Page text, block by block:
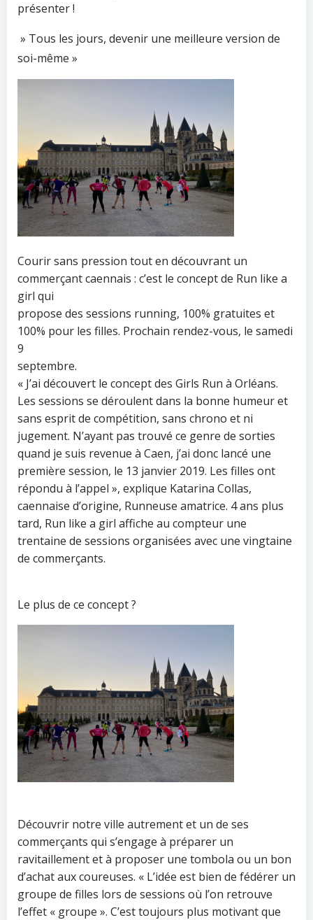
présenter !
» Tous les jours, devenir une meilleure version de
soi-même »
Courir sans pression tout en découvrant un
commerçant caennais : c’est le concept de Run like a
girl qui
propose des sessions running, 100% gratuites et
100% pour les filles. Prochain rendez-vous, le samedi
9
septembre.
« J’ai découvert le concept des Girls Run à Orléans.
Les sessions se déroulent dans la bonne humeur et
sans esprit de compétition, sans chrono et ni
jugement. N’ayant pas trouvé ce genre de sorties
quand je suis revenue à Caen, j’ai donc lancé une
première session, le 13 janvier 2019. Les filles ont
répondu à l’appel », explique Katarina Collas,
caennaise d’origine, Runneuse amatrice. 4 ans plus
tard, Run like a girl affiche au compteur une
trentaine de sessions organisées avec une vingtaine
de commerçants.
Le plus de ce concept ?
Découvrir notre ville autrement et un de ses
commerçants qui s’engage à préparer un
ravitaillement et à proposer une tombola ou un bon
d’achat aux coureuses. « L’idée est bien de fédérer un
groupe de filles lors de sessions où l’on retrouve
l’effet « groupe ». C’est toujours plus motivant que